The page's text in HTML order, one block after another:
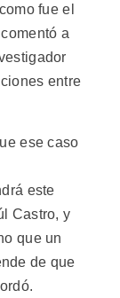
fue el
a
entre
ese caso
este
Castro, y
que un
de que